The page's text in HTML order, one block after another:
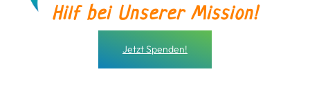
Hilf bei Unserer Mission!
Jetzt Spenden!